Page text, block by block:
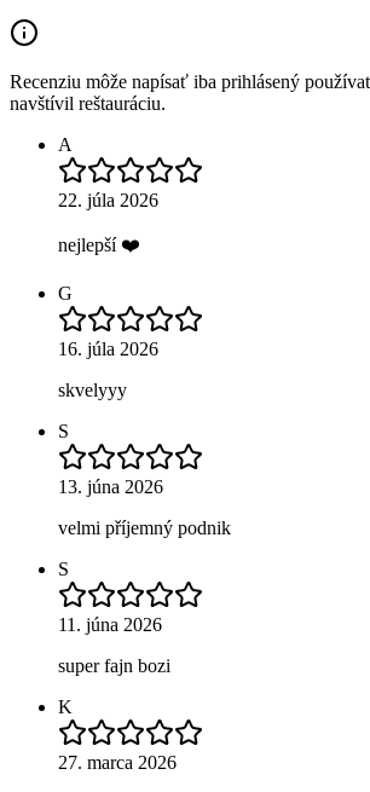
Recenziu môže napísať iba prihlásený
navštívil reštauráciu.
A
22. júla 2026
nejlepší ❤️
G
16. júla 2026
skvelyyy
S
13. júna 2026
velmi příjemný podnik
S
11. júna 2026
super fajn bozi
K
27. marca 2026